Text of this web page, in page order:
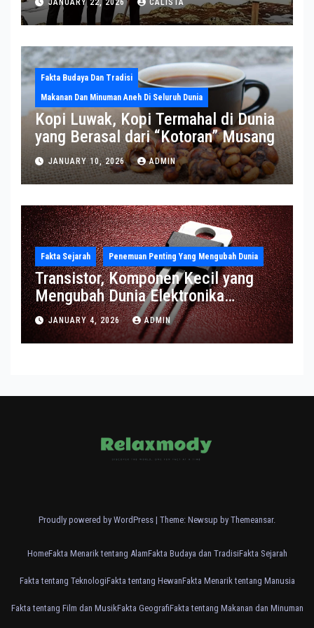
Greenland
JANUARY 22, 2026 CALISTA
Fakta Budaya Dan Tradisi
Makanan Dan Minuman Aneh Di Seluruh Dunia
Kopi Luwak, Kopi Termahal di Dunia
yang Berasal dari “Kotoran” Musang
JANUARY 10, 2026 ADMIN
Fakta Sejarah Penemuan Penting Yang Mengubah Dunia
Transistor, Komponen Kecil yang
Mengubah Dunia Elektronika
Modern
JANUARY 4, 2026 ADMIN
Proudly powered by WordPress | Theme: Newsup by Themeansar.
HomeFakta Menarik tentang AlamFakta Budaya dan TradisiFakta Sejarah
Fakta tentang TeknologiFakta tentang HewanFakta Menarik tentang Manusia
Fakta tentang Film dan MusikFakta GeografiFakta tentang Makanan dan Minuman